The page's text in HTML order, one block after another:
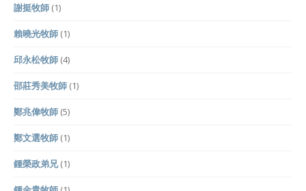
謝挺牧師 (1)
賴曉光牧師 (1)
邱永松牧師 (4)
邵莊秀美牧師 (1)
鄭兆偉牧師 (5)
鄭文選牧師 (1)
鍾榮政弟兄(1)